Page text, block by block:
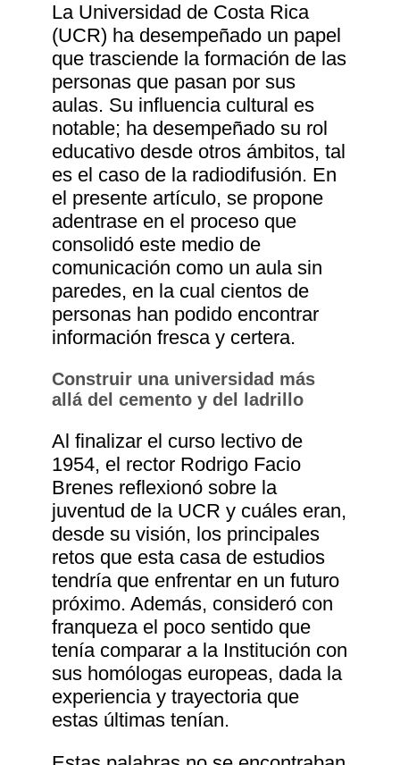
La Universidad de Costa Rica
(UCR) ha desempeñado un papel
que trasciende la formación de las
personas que pasan por sus
aulas. Su influencia cultural es
notable; ha desempeñado su rol
educativo desde otros ámbitos, tal
es el caso de la radiodifusión. En
el presente artículo, se propone
adentrase en el proceso que
consolidó este medio de
comunicación como un aula sin
paredes, en la cual cientos de
personas han podido encontrar
información fresca y certera.
Construir una universidad más
allá del cemento y del ladrillo
Al finalizar el curso lectivo de
1954, el rector Rodrigo Facio
Brenes reflexionó sobre la
juventud de la UCR y cuáles eran,
desde su visión, los principales
retos que esta casa de estudios
tendría que enfrentar en un futuro
próximo. Además, consideró con
franqueza el poco sentido que
tenía comparar a la Institución con
sus homólogas europeas, dada la
experiencia y trayectoria que
estas últimas tenían.